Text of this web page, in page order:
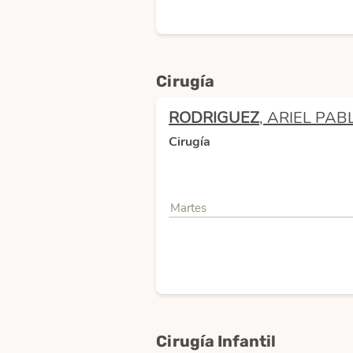
Cirugía
RODRIGUEZ, ARIEL
Cirugía
Martes
Cirugía Infantil